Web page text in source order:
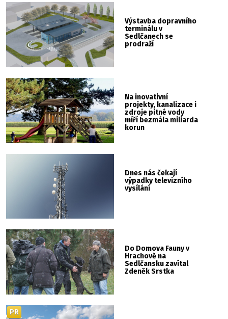
Výstavba dopravního
terminálu v
Sedlčanech se
prodraží
Na inovativní
projekty, kanalizace i
zdroje pitné vody
míří bezmála miliarda
korun
Dnes nás čekají
výpadky televizního
vysílání
Do Domova Fauny v
Hrachově na
Sedlčansku zavítal
Zdeněk Srstka
PR